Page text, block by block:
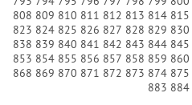
808 809 810 811 812 813 814 815
823 824 825 826 827 828 829 830
838 839 840 841 842 843 844 845
853 854 855 856 857 858 859 860
868 869 870 871 872 873 874 875
883 884